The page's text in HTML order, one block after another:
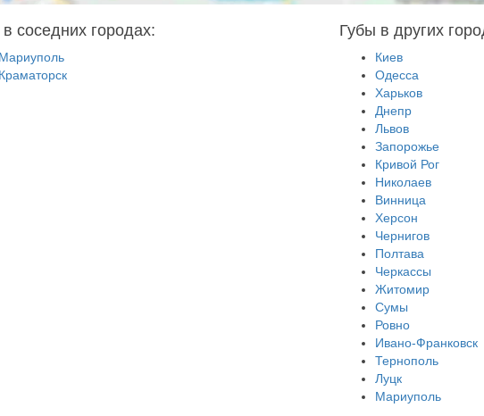
соседних городах: Губы в других
Киев
Одесса
Харьков
Днепр
Львов
Запорожье
Кривой Рог
Николаев
Винница
Херсон
Чернигов
Полтава
Черкассы
Житомир
Сумы
Ровно
Ивано-Франковск
Тернополь
Луцк
Мариуполь